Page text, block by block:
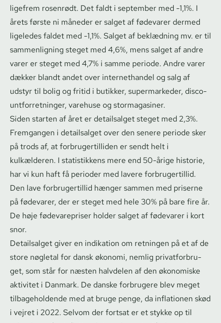
ligefrem rosenrødt. Det faldt i september med -1,1%. I
årets første ni måneder er salget af fødevarer dermed
ligeledes faldet med -1,1%. Salget af beklædning mv. er til
sammenligning steget med 4,6%, mens salget af andre
varer er steget med 4,7% i samme periode. Andre varer
dækker blandt andet over internethandel og salg af
udstyr til bolig og fritid i butikker, supermarkeder, di­sco­
unt­for­ret­nin­ger, varehuse og stormagasiner.
Siden starten af året er detailsalget steget med 2,3%.
Fremgangen i detailsalget over den senere periode sker
på trods af, at for­bru­ger­til­li­den er sendt helt i
kulkælderen. I statistikkens mere end 50-årige historie,
har vi kun haft få perioder med lavere for­bru­ger­til­lid.
Den lave for­bru­ger­til­lid hænger sammen med priserne
på fødevarer, der er steget med hele 30% på bare fire år.
De høje fødevarepriser holder salget af fødevarer i kort
snor.
Detailsalget giver en indikation om retningen på et af de
store nøgletal for dansk økonomi, nemlig pri­vat­for­bru­
get, som står for næsten halvdelen af den økonomiske
aktivitet i Danmark. De danske forbrugere blev meget
til­ba­ge­hol­den­de med at bruge penge, da inflationen skød
i vejret i 2022. Selvom der fortsat er et stykke op til